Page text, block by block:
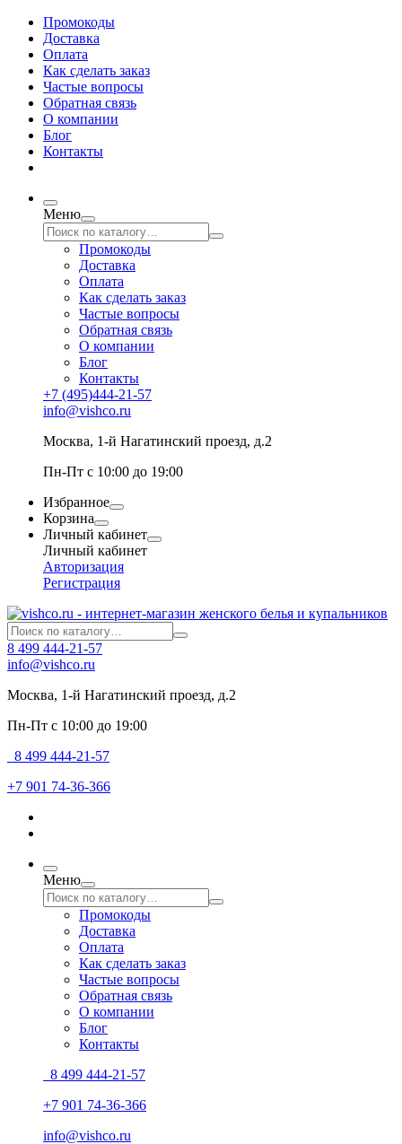
Промокоды
Доставка
Оплата
Как сделать заказ
Частые вопросы
Обратная связь
О компании
Блог
Контакты
Меню
Промокоды
Доставка
Оплата
Как сделать заказ
Частые вопросы
Обратная связь
О компании
Блог
Контакты
+7 (495)444-21-57
info@vishco.ru
Москва, 1-й Нагатинский проезд, д.2
Пн-Пт с 10:00 до 19:00
Избранное
Корзина
Личный кабинет
Личный кабинет
Авторизация
Регистрация
8 499 444-21-57
info@vishco.ru
Москва, 1-й Нагатинский проезд, д.2
Пн-Пт с 10:00 до 19:00
8 499 444-21-57
+7 901 74-36-366
Меню
Промокоды
Доставка
Оплата
Как сделать заказ
Частые вопросы
Обратная связь
О компании
Блог
Контакты
8 499 444-21-57
+7 901 74-36-366
info@vishco.ru